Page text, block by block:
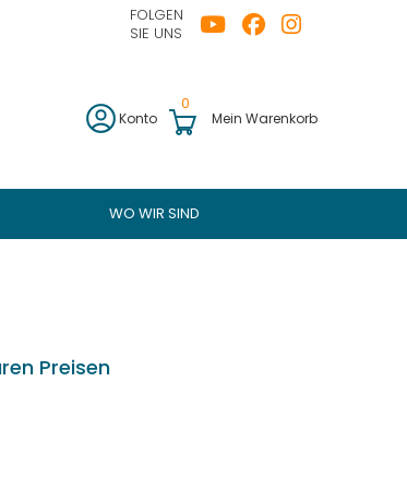
FOLGEN
SIE UNS
Konto Mein Warenkorb
0
WO WIR SIND
Preisen